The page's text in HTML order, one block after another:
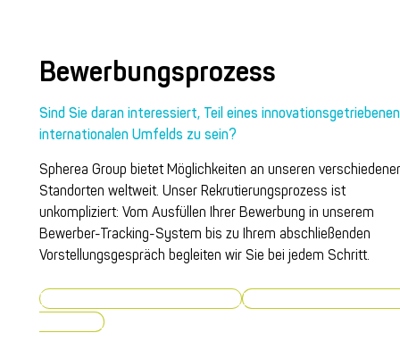
Bewerbungsprozess
Sind Sie daran interessiert, Teil eines
internationalen Umfelds zu sein?
Spherea Group bietet Möglichkeiten an unseren
Standorten weltweit. Unser Rekrutierungsprozess ist
unkompliziert: Vom Ausfüllen Ihrer Bewerbung in unserem
Bewerber-Tracking-System bis zu Ihrem abschließenden
Vorstellungsgespräch begleiten wir Sie bei jedem Schritt.
Weltweit für Stellen bewerbenFür Stellen in
bewerben